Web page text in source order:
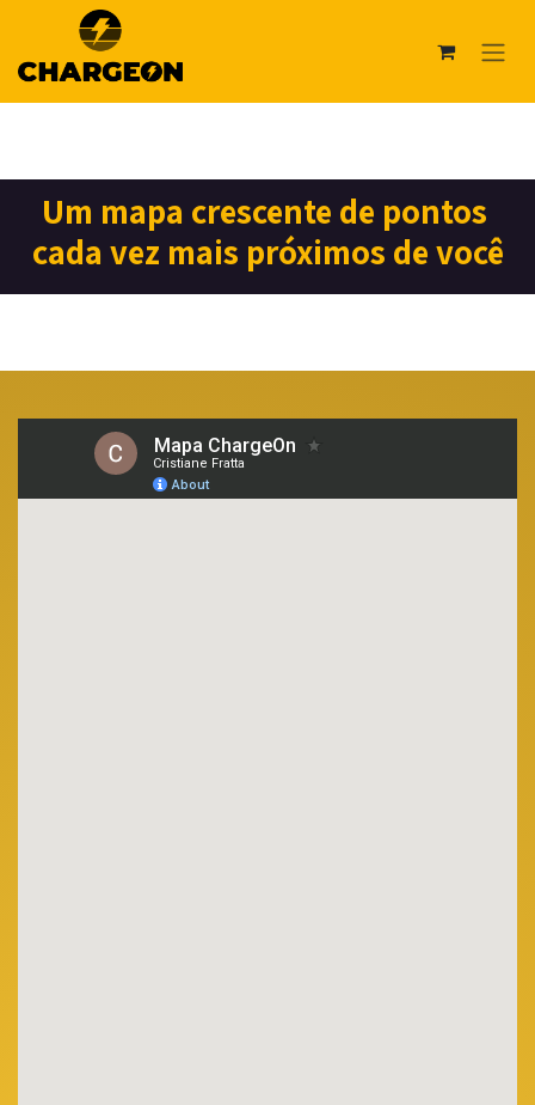
Pular para o conteúdo
Um mapa crescente de pontos
cada vez mais próximos de você